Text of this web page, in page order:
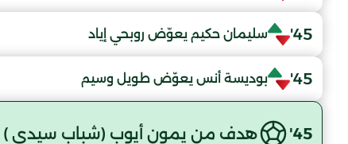
45' سليمان حكيم يعوّض روبحي إياد
45' بوديسة أنس يعوّض طويل وسيم
45' هدف من يمون أيوب (شباب سيدي )